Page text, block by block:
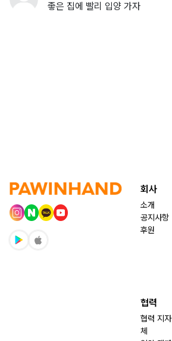
좋은 집에 빨리 입양 가자
회사
소개
공지사항
후원
협력
협력 지자
체